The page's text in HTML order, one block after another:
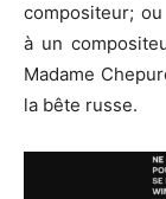
compositeur;
à un
Madame
la bête russe.